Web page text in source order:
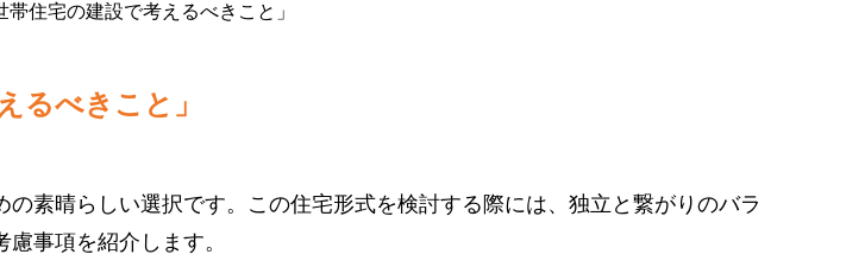
住宅の建設で考えるべきこと」
るべきこと」
素晴らしい選択です。この住宅形式を検討する際には、独立と繋がりのバラ
事項を紹介します。